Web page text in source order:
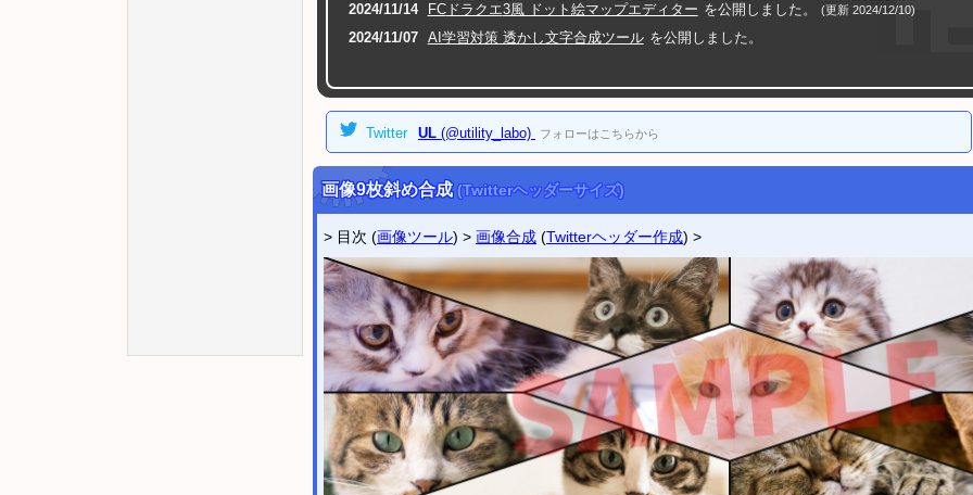
2024/11/14
FCドラクエ3風 ドット絵マップエディター を公開しました。 (更新 2024/12/10)
2024/11/07 AI学習対策 透かし文字合成ツール を公開しました。
2024/06/14 印鑑風アイコン作成ツール (横書き二行ハンコ画像)を公開しました。
印鑑風アイコン作成ツール (横書き三行ハンコ画像)を公開しました。
2023年 [表示]
2022年
ツイッター
Twitter UL (@utility_labo) フォローはこちらから
画像9枚斜め合成(Twitterヘッダーサイズ)
> 目次 (画像ツール) > 画像合成 (Twitterヘッダー作成) >